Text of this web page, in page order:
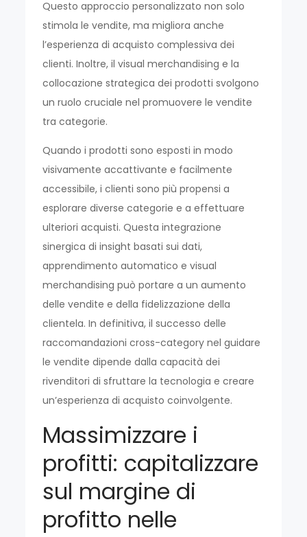
Questo approccio personalizzato non solo
stimola le vendite, ma migliora anche
l’esperienza di acquisto complessiva dei
clienti. Inoltre, il visual merchandising e la
collocazione strategica dei prodotti svolgono
un ruolo cruciale nel promuovere le vendite
tra categorie.
Quando i prodotti sono esposti in modo
visivamente accattivante e facilmente
accessibile, i clienti sono più propensi a
esplorare diverse categorie e a effettuare
ulteriori acquisti. Questa integrazione
sinergica di insight basati sui dati,
apprendimento automatico e visual
merchandising può portare a un aumento
delle vendite e della fidelizzazione della
clientela. In definitiva, il successo delle
raccomandazioni cross-category nel guidare
le vendite dipende dalla capacità dei
rivenditori di sfruttare la tecnologia e creare
un’esperienza di acquisto coinvolgente.
Massimizzare i
profitti: capitalizzare
sul margine di
profitto nelle